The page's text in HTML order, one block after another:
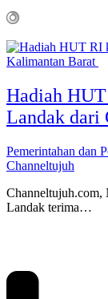
Hadiah
Landak dari
Pemerintahan dan
Channeltujuh
Landak terima…